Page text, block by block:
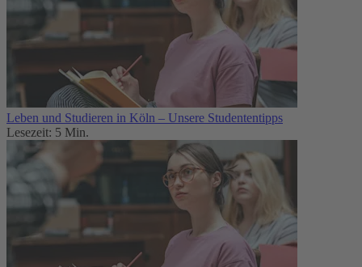
Leben und Studieren in Köln – Unsere Studententipps
Lesezeit: 5 Min.